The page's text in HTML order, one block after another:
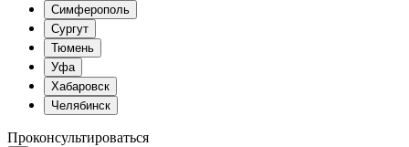
Симферополь
Сургут
Тюмень
Уфа
Хабаровск
Челябинск
Проконсультироваться